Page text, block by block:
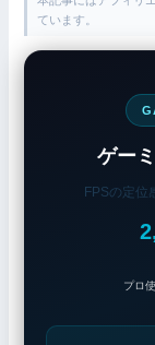
ています。
ゲー
FPSの定位
プロ